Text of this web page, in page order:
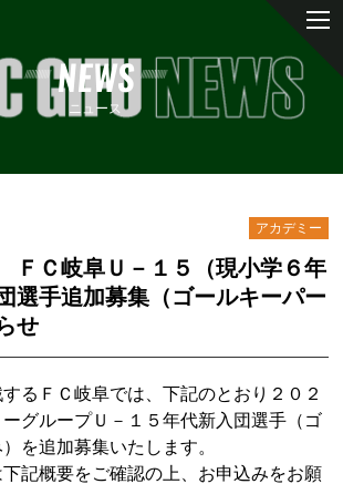
NEWS
ニュース
アカデミー
ＦＣ岐阜Ｕ－１５（現小学６年
選手追加募集（ゴールキーパー
せ
するＦＣ岐阜では、下記のとおり２０２
グループＵ－１５年代新入団選手（ゴ
を追加募集いたします。
記概要をご確認の上、お申込みをお願